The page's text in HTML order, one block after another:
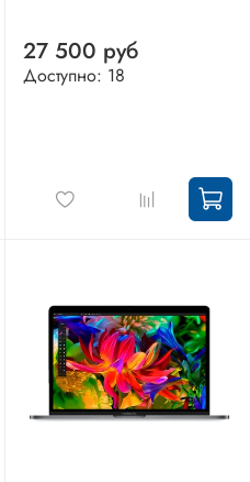
27 500 руб
Доступно: 18